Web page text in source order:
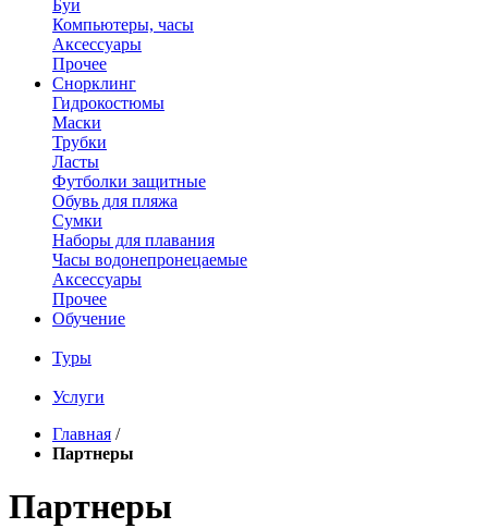
Буи
Компьютеры, часы
Аксессуары
Прочее
Снорклинг
Гидрокостюмы
Маски
Трубки
Ласты
Футболки защитные
Обувь для пляжа
Сумки
Наборы для плавания
Часы водонепронецаемые
Аксессуары
Прочее
Обучение
Туры
Услуги
Главная /
Партнеры
Партнеры